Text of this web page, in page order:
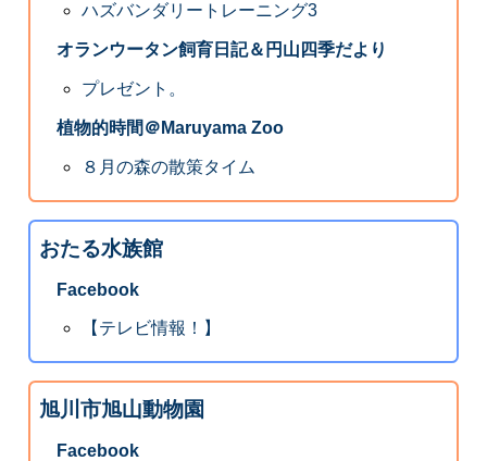
ハズバンダリートレーニング3
オランウータン飼育日記＆円山四季だより
プレゼント。
植物的時間＠Maruyama Zoo
８月の森の散策タイム
おたる水族館
Facebook
【テレビ情報！】
旭川市旭山動物園
Facebook